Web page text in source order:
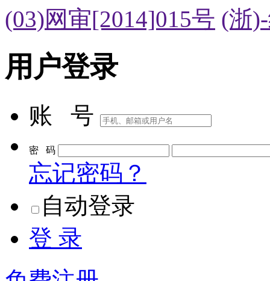
(03)网审[2014]015号 (浙
用户登录
账 号
密 码
忘记密码？
自动登录
登 录